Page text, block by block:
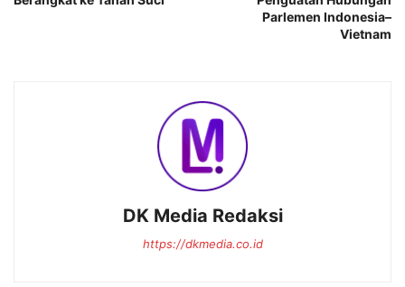
Parlemen Indonesia–
Vietnam
DK Media Redaksi
https://dkmedia.co.id